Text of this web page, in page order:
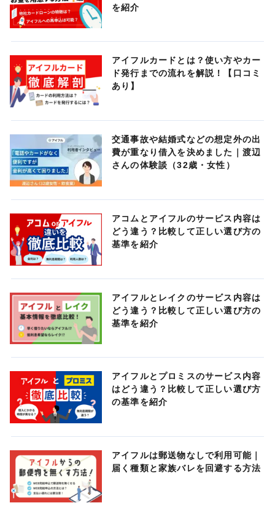
を紹介
アイフルカードとは？使い方やカー
ド発行までの流れを解説！【口コミ
あり】
交通事故や結婚式などの想定外の出
費が重なり借入を決めました｜渡辺
さんの体験談（32歳・女性）
アコムとアイフルのサービス内容は
どう違う？比較して正しい選び方の
基準を紹介
アイフルとレイクのサービス内容は
どう違う？比較して正しい選び方の
基準を紹介
アイフルとプロミスのサービス内容
はどう違う？比較して正しい選び方
の基準を紹介
アイフルは郵送物なしで利用可能｜
届く種類と家族バレを回避する方法